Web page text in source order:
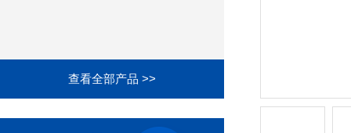
查看全部产品 >>